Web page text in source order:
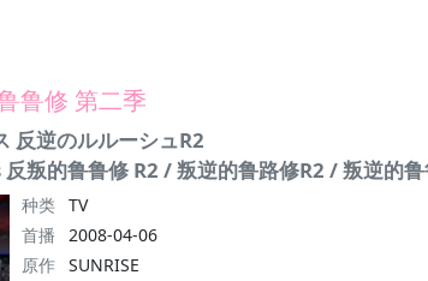
鲁修 第二季
反逆のルルーシュR2
叛的鲁鲁修 R2 / 叛逆的鲁路修R2 / 叛逆的
种类 TV
首播
2008-04-06
原作 SUNRISE